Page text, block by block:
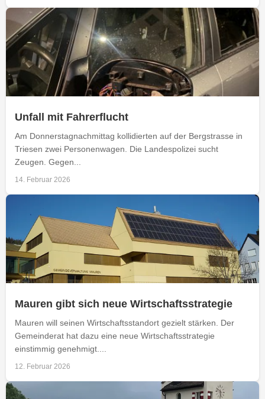
Unfall mit Fahrerflucht
Am Donnerstagnachmittag kollidierten auf der Bergstrasse in
Triesen zwei Personenwagen. Die Landespolizei sucht
Zeugen. Gegen...
14. Februar 2026
Mauren gibt sich neue Wirtschaftsstrategie
Mauren will seinen Wirtschaftsstandort gezielt stärken. Der
Gemeinderat hat dazu eine neue Wirtschaftsstrategie
einstimmig genehmigt....
12. Februar 2026